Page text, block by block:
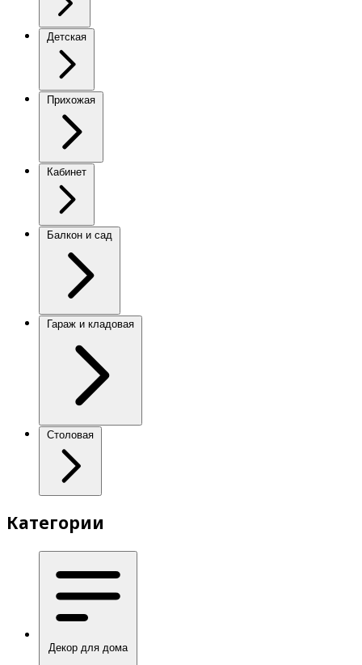
Детская
Прихожая
Кабинет
Балкон и сад
Гараж и кладовая
Столовая
Категории
Декор для дома